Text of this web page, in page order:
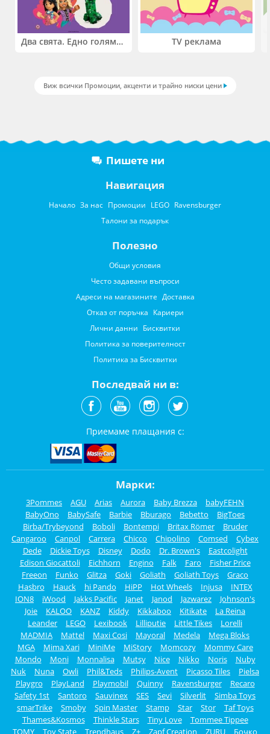
Два свята. Едно голямо приключение. Купи 2 продукта LEGO® Friends и/или LEGO® Minecraft и вземи -27% TV реклама
Виж всички Промоции, акценти и трайно ниски цени
Пишете ни
Навигация
Начало За нас Промоции LEGO Ravensburger
Талони за подарък
Полезно
Общи условия
Често задавани въпроси
Адреси на магазините Доставка
Отказ от поръчка Кариери
Лични данни Бисквитки
Политика за поверителност
Политика за Бисквитки
Последвай ни в:
Приемаме плащания с:
Марки:
3Pommes AGU Arias Aurora Baby Brezza
babyFEHN
BabyOno
BabySafe Barbie Bburago Bebetto
BigToes
Birba/Trybeyond
Boboli Bontempi Britax Römer
Bruder
Cangaroo
Canpol Carrera Chicco Chipolino Comsed
Cybex
Dede
Dickie Toys Disney Dodo Dr. Brown's
Eastcolight
Edison Giocattoli
Eichhorn Engino Falk Faro
Fisher Price
Freeon
Funko Glitza Goki Goliath Goliath Toys
Graco
Hasbro
Hauck hi Pando HiPP Hot Wheels Injusa
INTEX
ION8
iWood Jakks Pacific Janet Janod Jazwarez
Johnson's
Joie
KALOO KANZ Kiddy Kikkaboo Kitikate
La Reina
Leander
LEGO Lexibook Lilliputie Little Tikes
Lorelli
MADMIA
Mattel Maxi Cosi Mayoral Medela
Mega Bloks
MGA
Mima Xari MiniMe MiStory Momcozy
Mommy Care
Mondo
Moni Monnalisa Mutsy Nice Nikko Noris
Nuby
Nuk
Nuna Owli Phil&Teds Philips-Avent Picasso Tiles
Pielsa
Playgro
PlayLand Playmobil Quinny Ravensburger
Recaro
Safety 1st
Santoro Sauvinex SES Sevi Silverlit
Simba Toys
smarTrike
Smoby Spin Master Stamp Star Stor
Taf Toys
Thames&Kosmos
Thinkle Stars Tiny Love
Tommee Tippee
TOMY
Toy State Trendhaus Z+ Zapf Creation ZURU Бочко